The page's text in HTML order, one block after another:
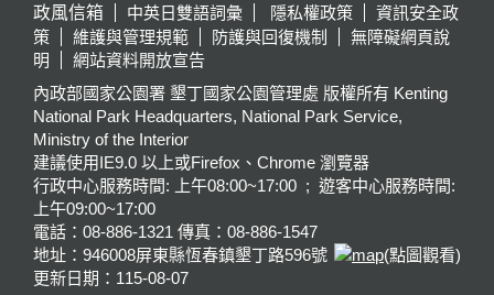
政風信箱
中英日雙語詞彙 隱私權政策
資訊安全政
策
維護與管理規範 防護與回復機制
無障礙網頁說
明
網站資料開放宣告
內政部國家公園署 墾丁國家公園管理處 版權所有 Kenting
National Park Headquarters, National Park Service,
Ministry of the Interior
建議使用IE9.0 以上或Firefox、Chrome 瀏覽器
行政中心服務時間: 上午08:00~17:00 ; 遊客中心服務時間:
上午09:00~17:00
電話：08-886-1321 傳真：08-886-1547
地址：946008屏東縣恆春鎮墾丁路596號
(點圖觀看)
更新日期： 115-08-07